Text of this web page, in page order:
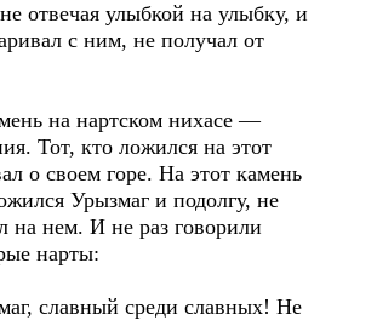
отвечая улыбкой на улыбку, и
с ним, не получал от
на нартском нихасе —
Тот, кто ложился на этот
о своем горе. На этот камень
Урызмаг и подолгу, не
на нем. И не раз говорили
нарты:
славный среди славных! Не